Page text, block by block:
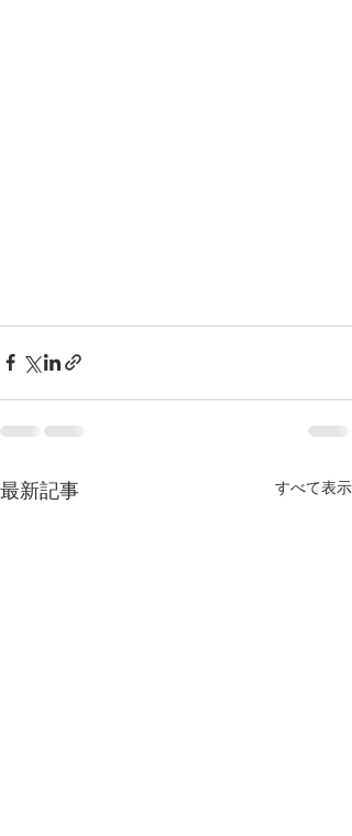
最新記事 すべて表示